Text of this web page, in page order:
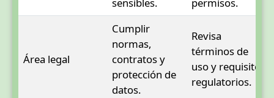
Área legal
Cumplir
normas,
contratos y
protección de
datos.
Revisa
términos de
uso y requisitos
regulatorios.